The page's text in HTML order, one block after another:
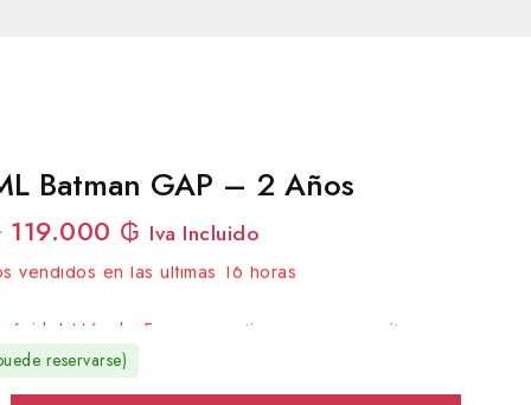
Batman GAP – 2 Años
119.000 ₲ Iva Incluido
vendidos en las últimas 16 horas
reservarse)